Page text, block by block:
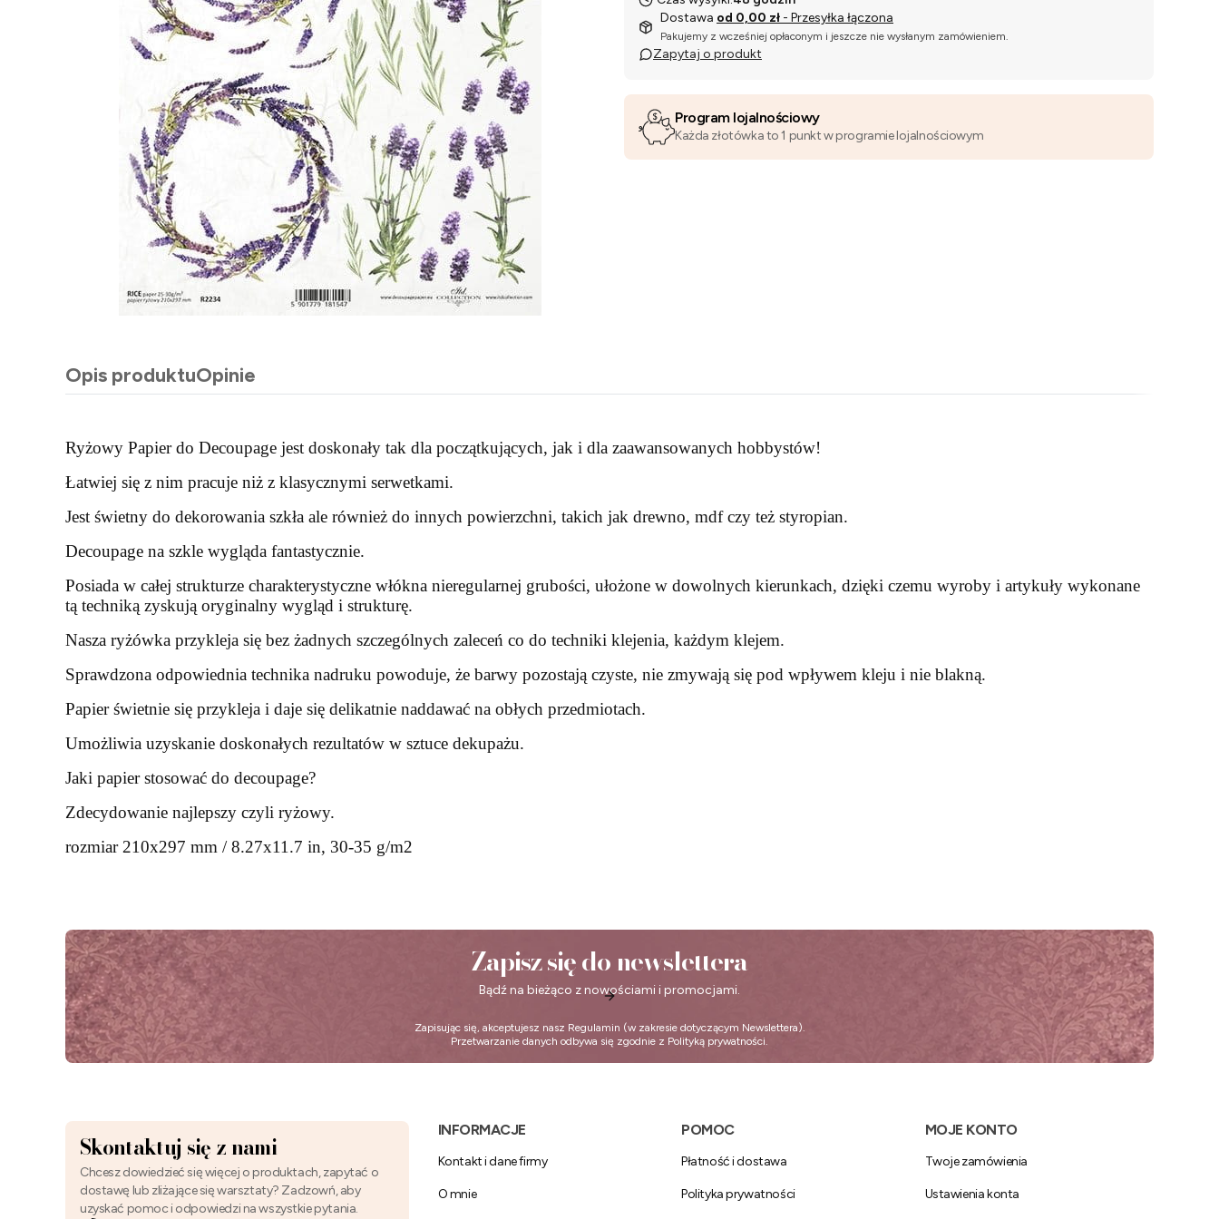
Dostawa od 0,00 zł - Przesyłka łączona
Pakujemy z wcześniej opłaconym i jeszcze nie wysłanym zamówieniem.
Zapytaj o produkt
Program lojalnościowy
Każda złotówka to 1 punkt w programie lojalnościowym
Opis produktuOpinie
Ryżowy Papier do Decoupage jest doskonały tak dla początkujących, jak i dla zaawansowanych hobbystów!
Łatwiej się z nim pracuje niż z klasycznymi serwetkami.
Jest świetny do dekorowania szkła ale również do innych powierzchni, takich jak drewno, mdf czy też styropian.
Decoupage na szkle wygląda fantastycznie.
Posiada w całej strukturze charakterystyczne włókna nieregularnej grubości, ułożone w dowolnych kierunkach, dzięki czemu wyroby i artykuły wykonane
tą techniką zyskują oryginalny wygląd i strukturę.
Nasza ryżówka przykleja się bez żadnych szczególnych zaleceń co do techniki klejenia, każdym klejem.
Sprawdzona odpowiednia technika nadruku powoduje, że barwy pozostają czyste, nie zmywają się pod wpływem kleju i nie blakną.
Papier świetnie się przykleja i daje się delikatnie naddawać na obłych przedmiotach.
Umożliwia uzyskanie doskonałych rezultatów w sztuce dekupażu.
Jaki papier stosować do decoupage?
Zdecydowanie najlepszy czyli ryżowy.
rozmiar 210x297 mm / 8.27x11.7 in, 30-35 g/m2
Zapisz się do newslettera
Bądź na bieżąco z nowościami i promocjami.
Zapisując się, akceptujesz nasz Regulamin (w zakresie dotyczącym Newslettera).
Przetwarzanie danych odbywa się zgodnie z Polityką prywatności.
Skontaktuj się z nami
Chcesz dowiedzieć się więcej o produktach, zapytać o
dostawę lub zliżające się warsztaty? Zadzowń, aby
uzyskać pomoc i odpowiedzi na wszystkie pytania.
Linki w stopce
INFORMACJE
Kontakt i dane firmy
O mnie
POMOC
Płatność i dostawa
Polityka prywatności
MOJE KONTO
Twoje zamówienia
Ustawienia konta